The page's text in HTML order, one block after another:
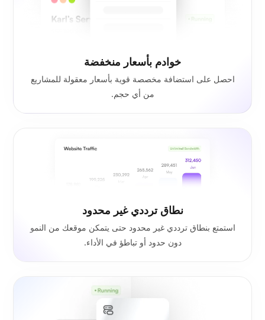
خوادم بأسعار منخفضة
احصل على استضافة مخصصة قوية بأسعار معقولة للمشاريع
من أي حجم.
نطاق ترددي غير محدود
استمتع بنطاق ترددي غير محدود حتى يتمكن موقعك من النمو
دون حدود أو تباطؤ في الأداء.